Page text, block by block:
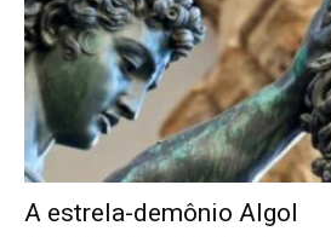
A estrela-demônio Algol